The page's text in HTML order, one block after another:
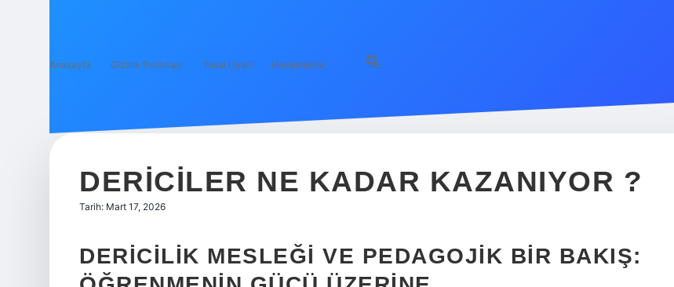
Anasayfa Gizlilik Politikası Yasal Uyarı Hakkımızda
DERICILER NE KADAR KAZANIYOR ?
Tarih: Mart 17, 2026
DERICILIK MESLEĞI VE PEDAGOJIK BIR BAKIŞ: